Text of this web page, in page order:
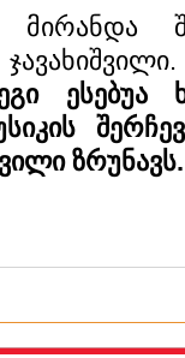
მირანდა
ესებუა
ზრუნავს.